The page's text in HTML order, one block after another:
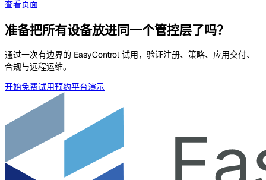
查看页面
准备把所有设备放进同一个管控层了吗？
通过一次有边界的 EasyControl 试用，验证注册、策略、应用交付、
合规与远程运维。
开始免费试用预约平台演示